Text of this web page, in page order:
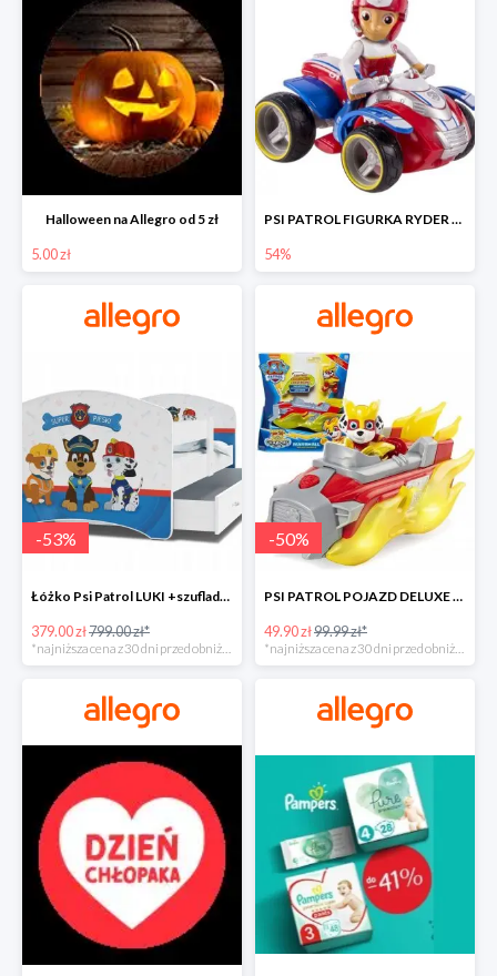
Halloween na Allegro od 5 zł
5.00 zł
PSI PATROL FIGURKA RYDER + QUAD POJAZD RATUNKOWY -54%
54%
-53%
Łóżko Psi Patrol LUKI +szuflada+materac+grafika -52%
379.00 zł799.00 zł*
-50%
PSI PATROL POJAZD DELUXE FIGURKA MARSHALL MIGHTY -50%
49.90 zł99.99 zł*